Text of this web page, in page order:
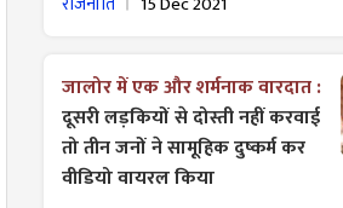
जालोर में एक और शर्मनाक वारदात :
दूसरी लड़कियों से दोस्ती नहीं करवाई
तो तीन जनों ने सामूहिक दुष्कर्म कर
वीडियो वायरल किया